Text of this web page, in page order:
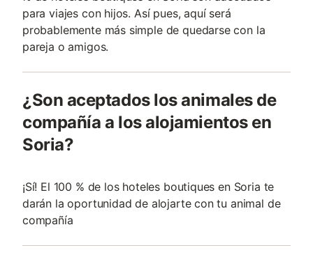
para viajes con hijos. Así pues, aquí será
probablemente más simple de quedarse con la
pareja o amigos.
¿Son aceptados los animales de
compañía a los alojamientos en
Soria?
¡Sí! El 100 % de los hoteles boutiques en Soria te
darán la oportunidad de alojarte con tu animal de
compañía